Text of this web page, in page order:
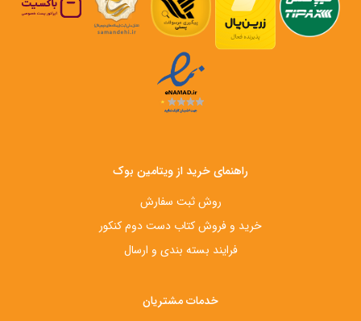
راهنمای خرید از ویتامین بوک
روش ثبت سفارش
خرید و فروش کتاب دست‌ دوم کنکور
فرایند بسته بندی و ارسال
خدمات مشتریان